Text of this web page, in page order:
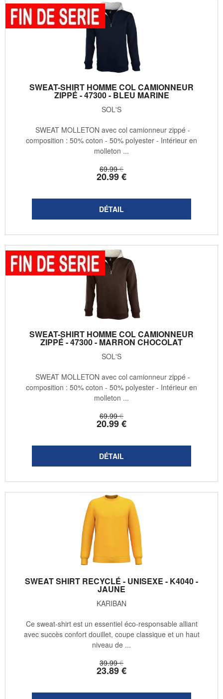
SWEAT-SHIRT HOMME COL CAMIONNEUR
ZIPPÉ - 47300 - BLEU MARINE
SOL'S
69.99 €
20.99€
SWEAT MOLLETON avec col camionneur zippé -
composition : 50% coton - 50% polyester - Intérieur en
molleton ...
SWEAT-SHIRT HOMME COL CAMIONNEUR
ZIPPÉ - 47300 - MARRON CHOCOLAT
SOL'S
69.99 €
20.99€
SWEAT MOLLETON avec col camionneur zippé -
composition : 50% coton - 50% polyester - Intérieur en
molleton ...
SWEAT SHIRT RECYCLÉ - UNISEXE - K4040 -
JAUNE
KARIBAN
39.99 €
23.89€
Ce sweat-shirt est un essentiel éco-responsable alliant
avec succès confort douillet, coupe classique et un haut
niveau de ...